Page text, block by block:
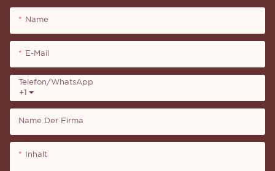
Name
E-Mail
+1
Telefon/WhatsApp
Name Der Firma
Inhalt